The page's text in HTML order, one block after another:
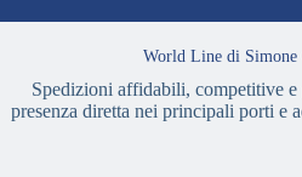
World Line di Simone
Spedizioni affidabili, competitive e
presenza diretta nei principali porti e